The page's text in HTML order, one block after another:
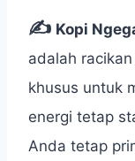
✍️ Kopi
adalah
khusus untuk
energi tetap
Anda tetap